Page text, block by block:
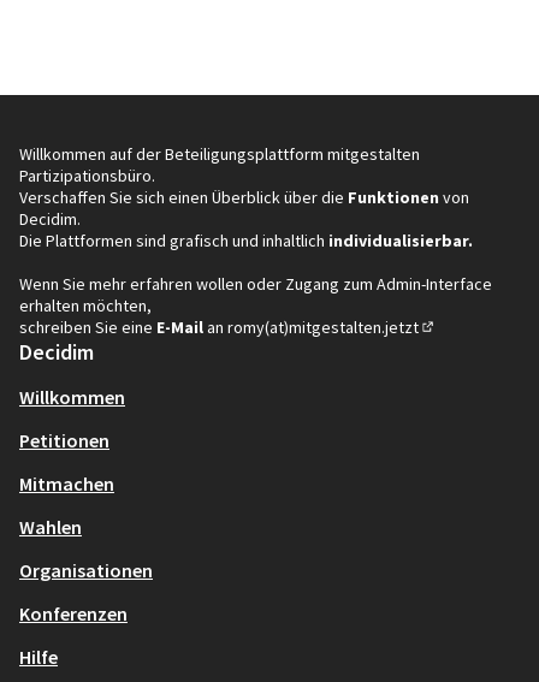
Willkommen auf der Beteiligungsplattform mitgestalten
Partizipationsbüro.
Verschaffen Sie sich einen Überblick über die Funktionen von
Decidim.
Die Plattformen sind grafisch und inhaltlich individualisierbar.
Wenn Sie mehr erfahren wollen oder Zugang zum Admin-Interface
erhalten möchten,
schreiben Sie eine E-Mailan romy(at)mitgestalten.jetzt
Decidim
Willkommen
Petitionen
Mitmachen
Wahlen
Organisationen
Konferenzen
Hilfe